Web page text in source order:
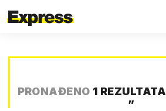
PRONAĐENO 1 REZULTATA
”